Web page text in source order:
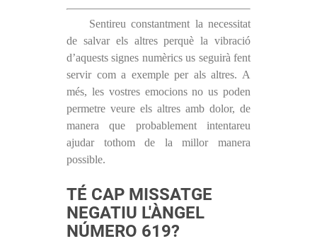
Sentireu constantment la necessitat
de salvar els altres perquè la vibració
d’aquests signes numèrics us seguirà fent
servir com a exemple per als altres. A
més, les vostres emocions no us poden
permetre veure els altres amb dolor, de
manera que probablement intentareu
ajudar tothom de la millor manera
possible.
TÉ CAP MISSATGE
NEGATIU L'ÀNGEL
NÚMERO 619?